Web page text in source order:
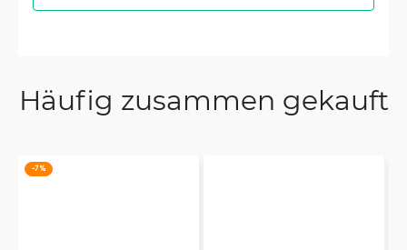
Häufig zusammen gekauft
-7 %